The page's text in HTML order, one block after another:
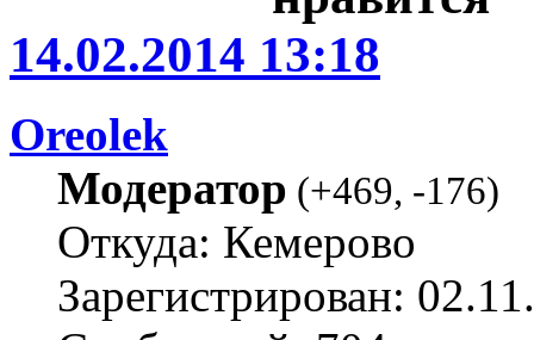
14.02.2014 13:18
Oreolek
Модератор (+469, -176)
Откуда: Кемерово
Зарегистрирован: